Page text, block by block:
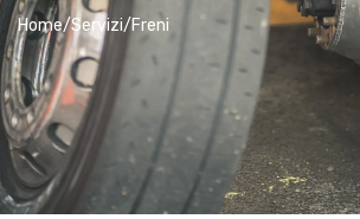
Home/Servizi/Freni